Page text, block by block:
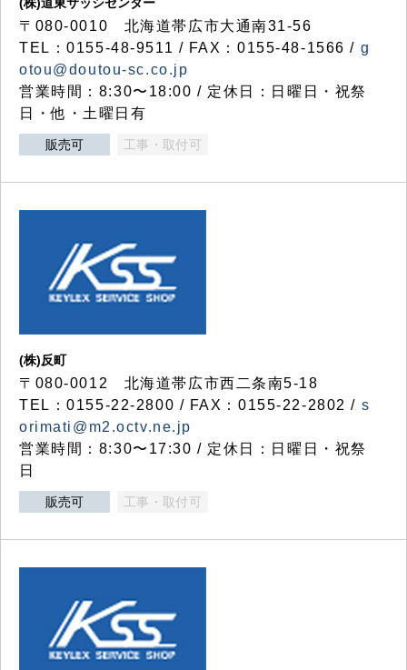
〒080-0010 北海道帯広市大通南31-56
TEL：0155-48-9511 / FAX：0155-48-1566 / g
otou@doutou-sc.co.jp
営業時間：8:30〜18:00 / 定休日：日曜日・祝祭
日・他・土曜日有
販売可 工事・取付可
(株)反町
〒080-0012 北海道帯広市西二条南5-18
TEL：0155-22-2800 / FAX：0155-22-2802 / s
orimati@m2.octv.ne.jp
営業時間：8:30〜17:30 / 定休日：日曜日・祝祭
日
販売可 工事・取付可